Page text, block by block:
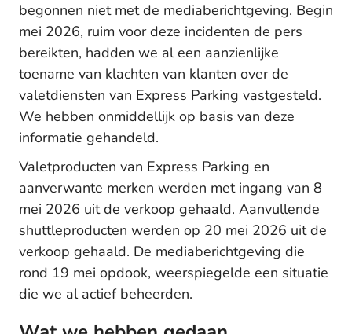
begonnen niet met de mediaberichtgeving. Begin
mei 2026, ruim voor deze incidenten de pers
bereikten, hadden we al een aanzienlijke
toename van klachten van klanten over de
valetdiensten van Express Parking vastgesteld.
We hebben onmiddellijk op basis van deze
informatie gehandeld.
Valetproducten van Express Parking en
aanverwante merken werden met ingang van 8
mei 2026 uit de verkoop gehaald. Aanvullende
shuttleproducten werden op 20 mei 2026 uit de
verkoop gehaald. De mediaberichtgeving die
rond 19 mei opdook, weerspiegelde een situatie
die we al actief beheerden.